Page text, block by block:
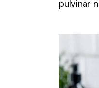
pulvinar